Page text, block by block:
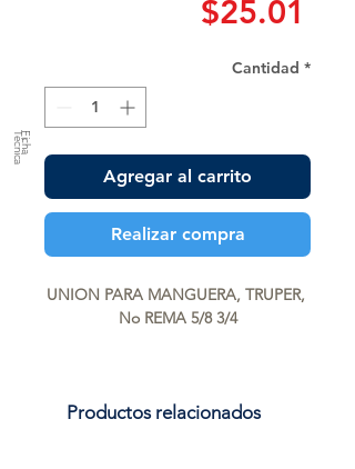
F
ic
h
a
T
é
c
n
ic
a
$25.01
Cantidad *
Agregar al carrito
Realizar compra
UNION PARA MANGUERA, TRUPER,
No REMA 5/8 3/4
Productos relacionados